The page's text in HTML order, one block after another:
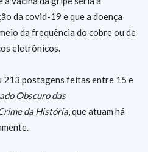
da covid-19 e que a doença
da frequência do cobre ou de
eletrônicos.
213 postagens feitas entre 15 e
Obscuro das
da História, que atuam há